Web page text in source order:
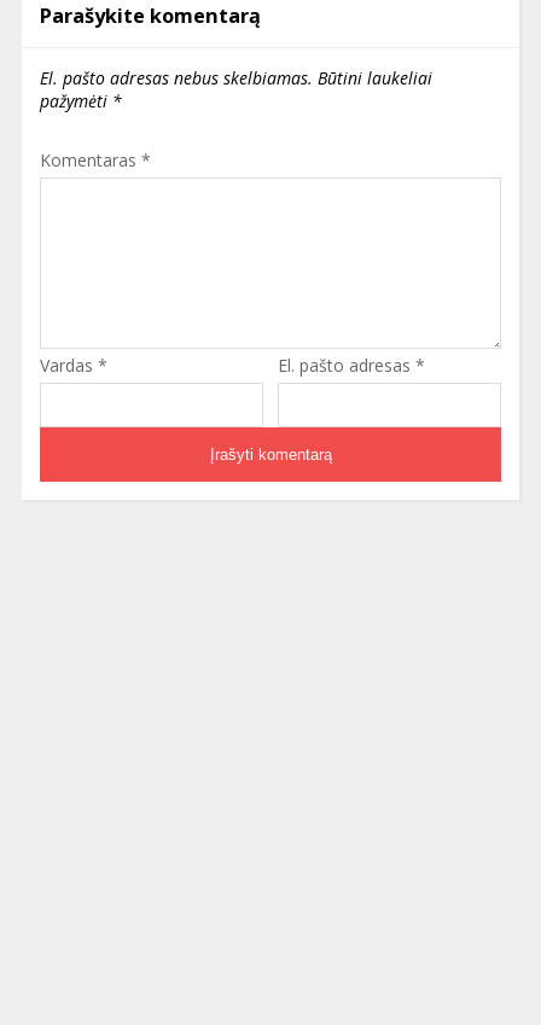
Parašykite komentarą
El. pašto adresas nebus skelbiamas. Būtini laukeliai
pažymėti *
Komentaras *
Vardas * El. pašto adresas *